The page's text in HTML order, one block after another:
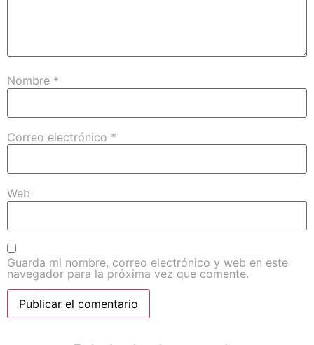
Nombre *
Correo electrónico *
Web
Guarda mi nombre, correo electrónico y web en este
navegador para la próxima vez que comente.